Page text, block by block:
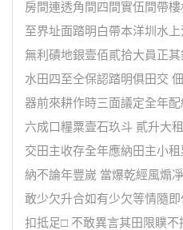
房間連透角間四間實伍間帶
至界址面踏明白帶本洋圳水
無利磧地銀壹佰貳拾大員正
水田四至仝保認踏明俱田交
器前來耕作時三面議定全年
六成口糧粟壹石玖斗 貳升大
交田主收存全年應納田主小
納不論年豐嵗 當爆乾經風煽
敢少欠升合如有少欠等情隨
扣抵足□ 不敢異言其田限贌